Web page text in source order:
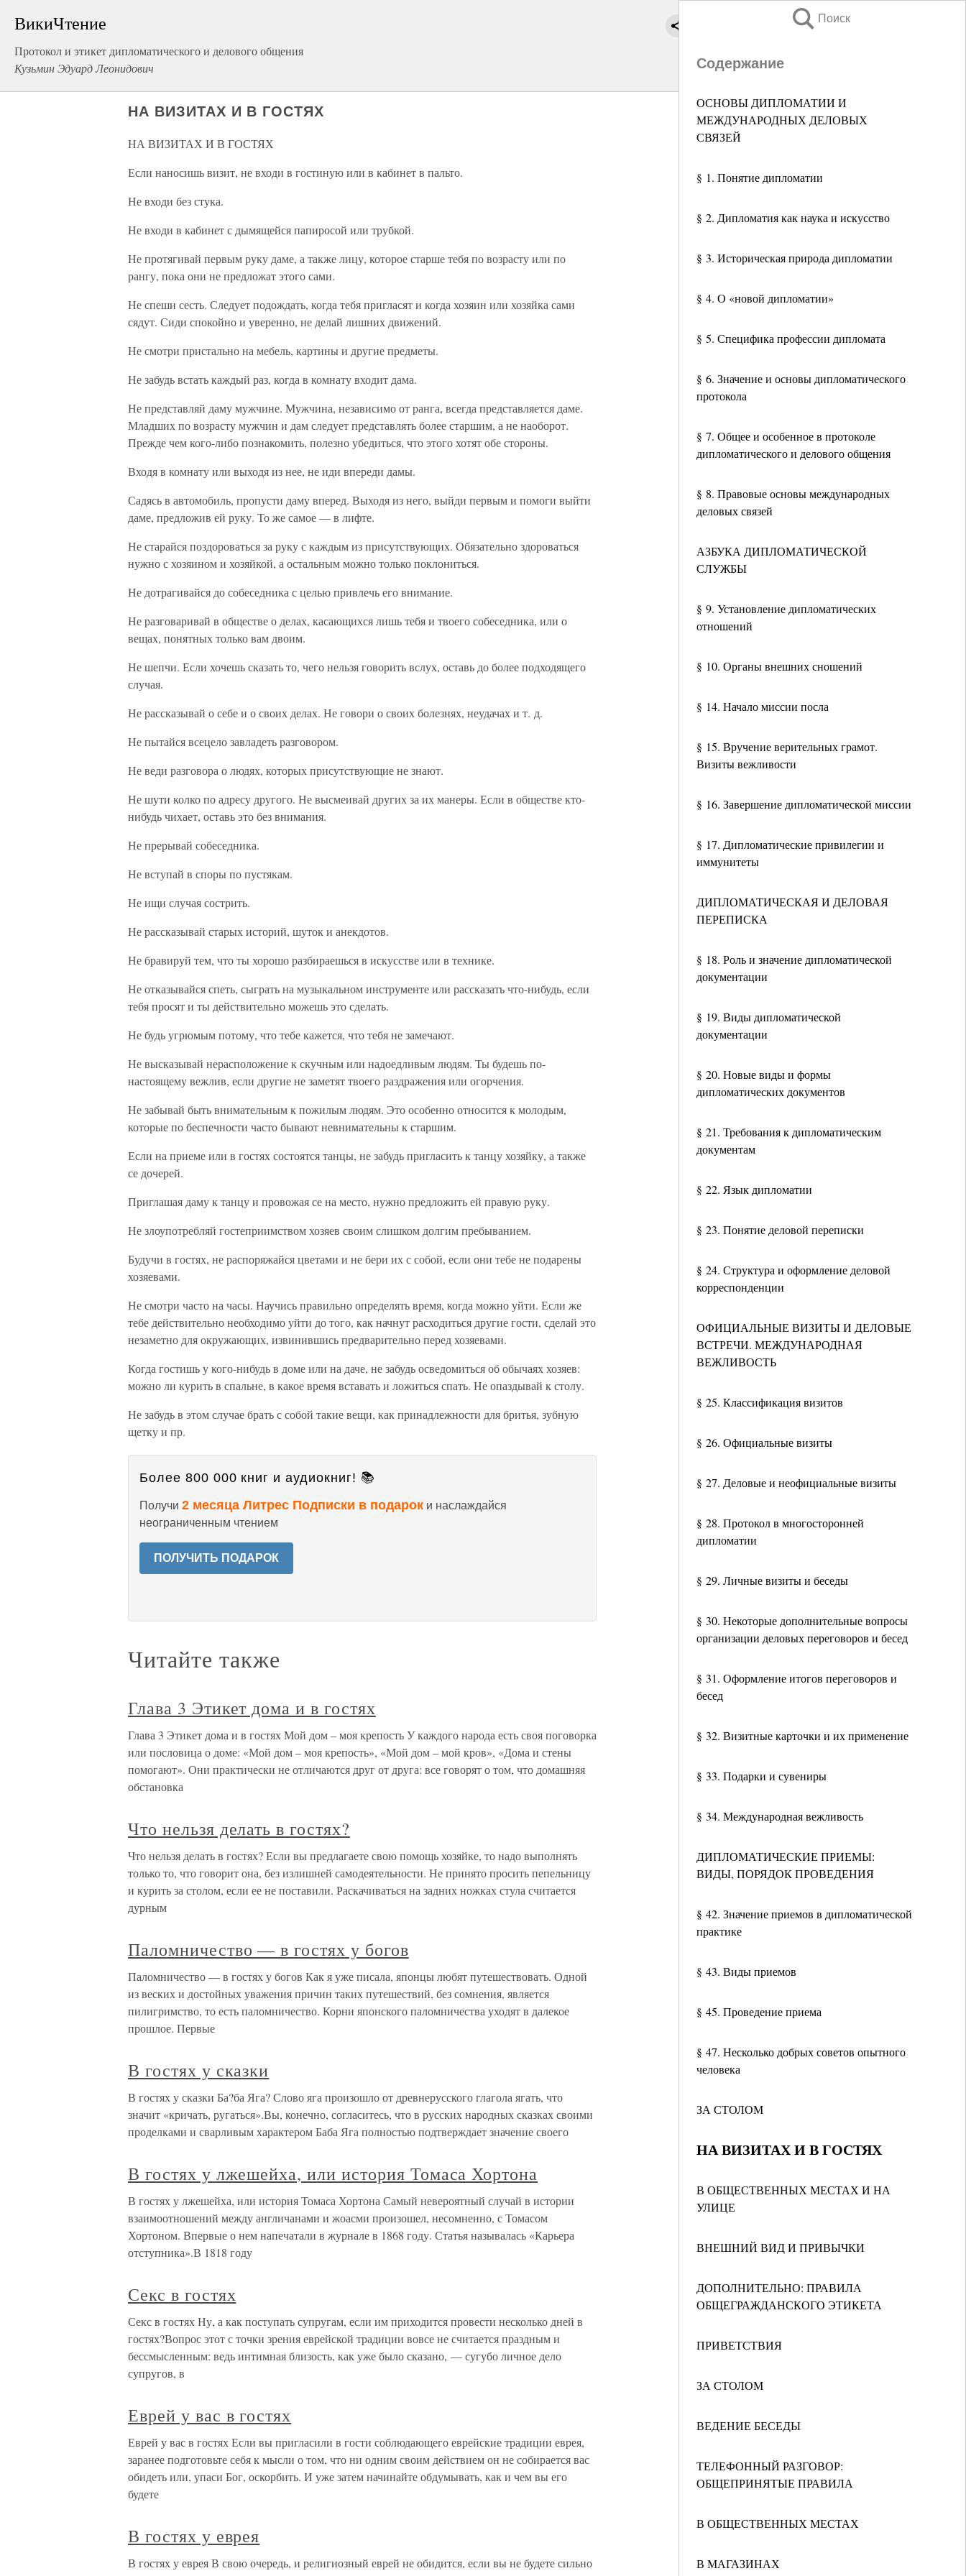
ВикиЧтение
Протокол и этикет дипломатического и делового общения
Кузьмин Эдуард Леонидович
Поиск
Содержание
ОСНОВЫ ДИПЛОМАТИИ И
МЕЖДУНАРОДНЫХ ДЕЛОВЫХ
СВЯЗЕЙ
§ 1. Понятие дипломатии
§ 2. Дипломатия как наука и искусство
§ 3. Историческая природа дипломатии
§ 4. О «новой дипломатии»
§ 5. Специфика профессии дипломата
§ 6. Значение и основы дипломатического
протокола
§ 7. Общее и особенное в протоколе
дипломатического и делового общения
§ 8. Правовые основы международных
деловых связей
АЗБУКА ДИПЛОМАТИЧЕСКОЙ
СЛУЖБЫ
§ 9. Установление дипломатических
отношений
§ 10. Органы внешних сношений
§ 14. Начало миссии посла
§ 15. Вручение верительных грамот.
Визиты вежливости
§ 16. Завершение дипломатической миссии
§ 17. Дипломатические привилегии и
иммунитеты
ДИПЛОМАТИЧЕСКАЯ И ДЕЛОВАЯ
ПЕРЕПИСКА
§ 18. Роль и значение дипломатической
документации
§ 19. Виды дипломатической
документации
§ 20. Новые виды и формы
дипломатических документов
§ 21. Требования к дипломатическим
документам
§ 22. Язык дипломатии
§ 23. Понятие деловой переписки
§ 24. Структура и оформление деловой
корреспонденции
ОФИЦИАЛЬНЫЕ ВИЗИТЫ И ДЕЛОВЫЕ
ВСТРЕЧИ. МЕЖДУНАРОДНАЯ
ВЕЖЛИВОСТЬ
§ 25. Классификация визитов
§ 26. Официальные визиты
§ 27. Деловые и неофициальные визиты
§ 28. Протокол в многосторонней
дипломатии
§ 29. Личные визиты и беседы
§ 30. Некоторые дополнительные вопросы
организации деловых переговоров и бесед
§ 31. Оформление итогов переговоров и
бесед
§ 32. Визитные карточки и их применение
§ 33. Подарки и сувениры
§ 34. Международная вежливость
ДИПЛОМАТИЧЕСКИЕ ПРИЕМЫ:
ВИДЫ, ПОРЯДОК ПРОВЕДЕНИЯ
§ 42. Значение приемов в дипломатической
практике
§ 43. Виды приемов
§ 45. Проведение приема
§ 47. Несколько добрых советов опытного
человека
ЗА СТОЛОМ
НА ВИЗИТАХ И В ГОСТЯХ
В ОБЩЕСТВЕННЫХ МЕСТАХ И НА
УЛИЦЕ
ВНЕШНИЙ ВИД И ПРИВЫЧКИ
ДОПОЛНИТЕЛЬНО: ПРАВИЛА
ОБЩЕГРАЖДАНСКОГО ЭТИКЕТА
ПРИВЕТСТВИЯ
ЗА СТОЛОМ
ВЕДЕНИЕ БЕСЕДЫ
ТЕЛЕФОННЫЙ РАЗГОВОР:
ОБЩЕПРИНЯТЫЕ ПРАВИЛА
В ОБЩЕСТВЕННЫХ МЕСТАХ
В МАГАЗИНАХ
НА ВИЗИТАХ И В ГОСТЯХ
НА ВИЗИТАХ И В ГОСТЯХ
Если наносишь визит, не входи в гостиную или в кабинет в пальто.
Не входи без стука.
Не входи в кабинет с дымящейся папиросой или трубкой.
Не протягивай первым руку даме, а также лицу, которое старше тебя по возрасту или по
рангу, пока они не предложат этого сами.
Не спеши сесть. Следует подождать, когда тебя пригласят и когда хозяин или хозяйка сами
сядут. Сиди спокойно и уверенно, не делай лишних движений.
Не смотри пристально на мебель, картины и другие предметы.
Не забудь встать каждый раз, когда в комнату входит дама.
Не представляй даму мужчине. Мужчина, независимо от ранга, всегда представляется даме.
Младших по возрасту мужчин и дам следует представлять более старшим, а не наоборот.
Прежде чем кого-либо познакомить, полезно убедиться, что этого хотят обе стороны.
Входя в комнату или выходя из нее, не иди впереди дамы.
Садясь в автомобиль, пропусти даму вперед. Выходя из него, выйди первым и помоги выйти
даме, предложив ей руку. То же самое — в лифте.
Не старайся поздороваться за руку с каждым из присутствующих. Обязательно здороваться
нужно с хозяином и хозяйкой, а остальным можно только поклониться.
Не дотрагивайся до собеседника с целью привлечь его внимание.
Не разговаривай в обществе о делах, касающихся лишь тебя и твоего собеседника, или о
вещах, понятных только вам двоим.
Не шепчи. Если хочешь сказать то, чего нельзя говорить вслух, оставь до более подходящего
случая.
Не рассказывай о себе и о своих делах. Не говори о своих болезнях, неудачах и т. д.
Не пытайся всецело завладеть разговором.
Не веди разговора о людях, которых присутствующие не знают.
Не шути колко по адресу другого. Не высмеивай других за их манеры. Если в обществе кто-
нибудь чихает, оставь это без внимания.
Не прерывай собеседника.
Не вступай в споры по пустякам.
Не ищи случая сострить.
Не рассказывай старых историй, шуток и анекдотов.
Не бравируй тем, что ты хорошо разбираешься в искусстве или в технике.
Не отказывайся спеть, сыграть на музыкальном инструменте или рассказать что-нибудь, если
тебя просят и ты действительно можешь это сделать.
Не будь угрюмым потому, что тебе кажется, что тебя не замечают.
Не высказывай нерасположение к скучным или надоедливым людям. Ты будешь по-
настоящему вежлив, если другие не заметят твоего раздражения или огорчения.
Не забывай быть внимательным к пожилым людям. Это особенно относится к молодым,
которые по беспечности часто бывают невнимательны к старшим.
Если на приеме или в гостях состоятся танцы, не забудь пригласить к танцу хозяйку, а также
се дочерей.
Приглашая даму к танцу и провожая се на место, нужно предложить ей правую руку.
Не злоупотребляй гостеприимством хозяев своим слишком долгим пребыванием.
Будучи в гостях, не распоряжайся цветами и не бери их с собой, если они тебе не подарены
хозяевами.
Не смотри часто на часы. Научись правильно определять время, когда можно уйти. Если же
тебе действительно необходимо уйти до того, как начнут расходиться другие гости, сделай это
незаметно для окружающих, извинившись предварительно перед хозяевами.
Когда гостишь у кого-нибудь в доме или на даче, не забудь осведомиться об обычаях хозяев:
можно ли курить в спальне, в какое время вставать и ложиться спать. Не опаздывай к столу.
Не забудь в этом случае брать с собой такие вещи, как принадлежности для бритья, зубную
щетку и пр.
Более 800 000 книг и аудиокниг! 📚
Получи 2 месяца Литрес Подписки в подарок и наслаждайся
неограниченным чтением
ПОЛУЧИТЬ ПОДАРОК
Читайте также
Глава 3 Этикет дома и в гостях
Глава 3 Этикет дома и в гостях Мой дом – моя крепость У каждого народа есть своя поговорка
или пословица о доме: «Мой дом – моя крепость», «Мой дом – мой кров», «Дома и стены
помогают». Они практически не отличаются друг от друга: все говорят о том, что домашняя
обстановка
Что нельзя делать в гостях?
Что нельзя делать в гостях? Если вы предлагаете свою помощь хозяйке, то надо выполнять
только то, что говорит она, без излишней самодеятельности. Не принято просить пепельницу
и курить за столом, если ее не поставили. Раскачиваться на задних ножках стула считается
дурным
Паломничество — в гостях у богов
Паломничество — в гостях у богов Как я уже писала, японцы любят путешествовать. Одной
из веских и достойных уважения причин таких путешествий, без сомнения, является
пилигримство, то есть паломничество. Корни японского паломничества уходят в далекое
прошлое. Первые
В гостях у сказки
В гостях у сказки Ба?ба Яга? Слово яга произошло от древнерусского глагола ягать, что
значит «кричать, ругаться».Вы, конечно, согласитесь, что в русских народных сказках своими
проделками и сварливым характером Баба Яга полностью подтверждает значение своего
В гостях у лжешейха, или история Томаса Хортона
В гостях у лжешейха, или история Томаса Хортона Самый невероятный случай в истории
взаимоотношений между англичанами и жоасми произошел, несомненно, с Томасом
Хортоном. Впервые о нем напечатали в журнале в 1868 году. Статья называлась «Карьера
отступника».В 1818 году
Секс в гостях
Секс в гостях Ну, а как поступать супругам, если им приходится провести несколько дней в
гостях?Вопрос этот с точки зрения еврейской традиции вовсе не считается праздным и
бессмысленным: ведь интимная близость, как уже было сказано, — сугубо личное дело
супругов, в
Еврей у вас в гостях
Еврей у вас в гостях Если вы пригласили в гости соблюдающего еврейские традиции еврея,
заранее подготовьте себя к мысли о том, что ни одним своим действием он не собирается вас
обидеть или, упаси Бог, оскорбить. И уже затем начинайте обдумывать, как и чем вы его
будете
В гостях у еврея
В гостях у еврея В свою очередь, и религиозный еврей не обидится, если вы не будете сильно